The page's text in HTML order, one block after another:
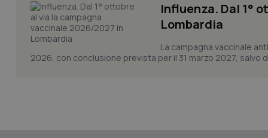
Influenza. Dal 1°
Lombardia
La campagna vaccinale
2026, con conclusione prevista per il 31 marzo 2027, salvo
tracking-sites-
session-id
_ga